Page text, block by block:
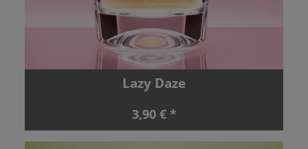
Lazy Daze
3,90 € *